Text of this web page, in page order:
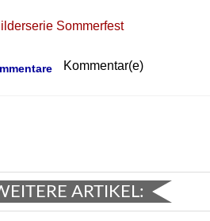
Sommerfest
Kommentar(e)
ARTIKEL: